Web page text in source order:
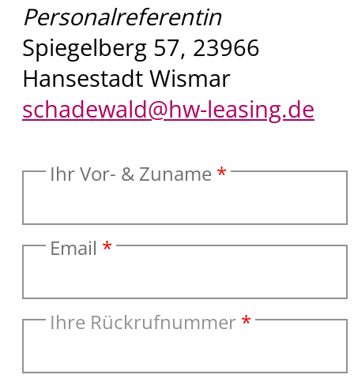
Personalreferentin
Spiegelberg 57, 23966
Hansestadt Wismar
schadewald@hw-leasing.de
Ihr Vor- & Zuname *
Email *
Ihre Rückrufnummer *